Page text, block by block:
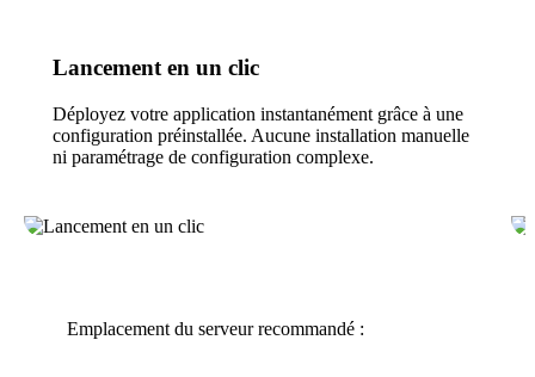
Lancement en un clic
Déployez votre application instantanément grâce à une
configuration préinstallée. Aucune installation manuelle
ni paramétrage de configuration complexe.
Emplacement du serveur recommandé :